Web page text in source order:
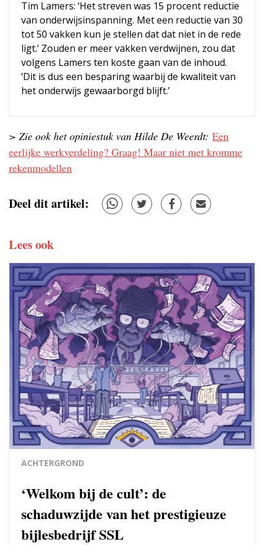
Tim Lamers: ‘Het streven was 15 procent reductie
van onderwijsinspanning. Met een reductie van 30
tot 50 vakken kun je stellen dat dat niet in de rede
ligt.’ Zouden er meer vakken verdwijnen, zou dat
volgens Lamers ten koste gaan van de inhoud.
‘Dit is dus een besparing waarbij de kwaliteit van
het onderwijs gewaarborgd blijft.’
> Zie ook het opiniestuk van Hilde De Weerdt: Een
eerlijke werkverdeling? Graag! Maar niet met kromme
rekenmodellen
Deel dit artikel:
Lees ook
ACHTERGROND
‘Welkom bij de cult’: de
schaduwzijde van het prestigieuze
bijlesbedrijf SSL